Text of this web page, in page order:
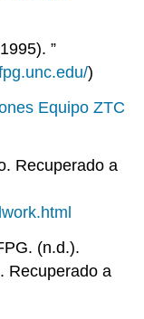
1995).”
)
Equipo ZTC
Recuperado a
(n.d.).
Recuperado a